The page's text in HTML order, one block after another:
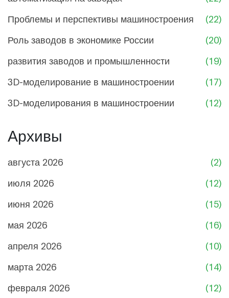
Проблемы и перспективы машиностроения
(22)
Роль заводов в экономике России
(20)
развития заводов и промышленности
(19)
3D-моделирование в машиностроении
(17)
3D-моделирования в машиностроении
(12)
Архивы
августа 2026
(2)
июля 2026
(12)
июня 2026
(15)
мая 2026
(16)
апреля 2026
(10)
марта 2026
(14)
февраля 2026
(12)